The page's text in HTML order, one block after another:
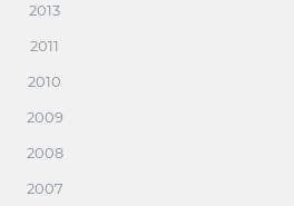
2013
2011
2010
2009
2008
2007